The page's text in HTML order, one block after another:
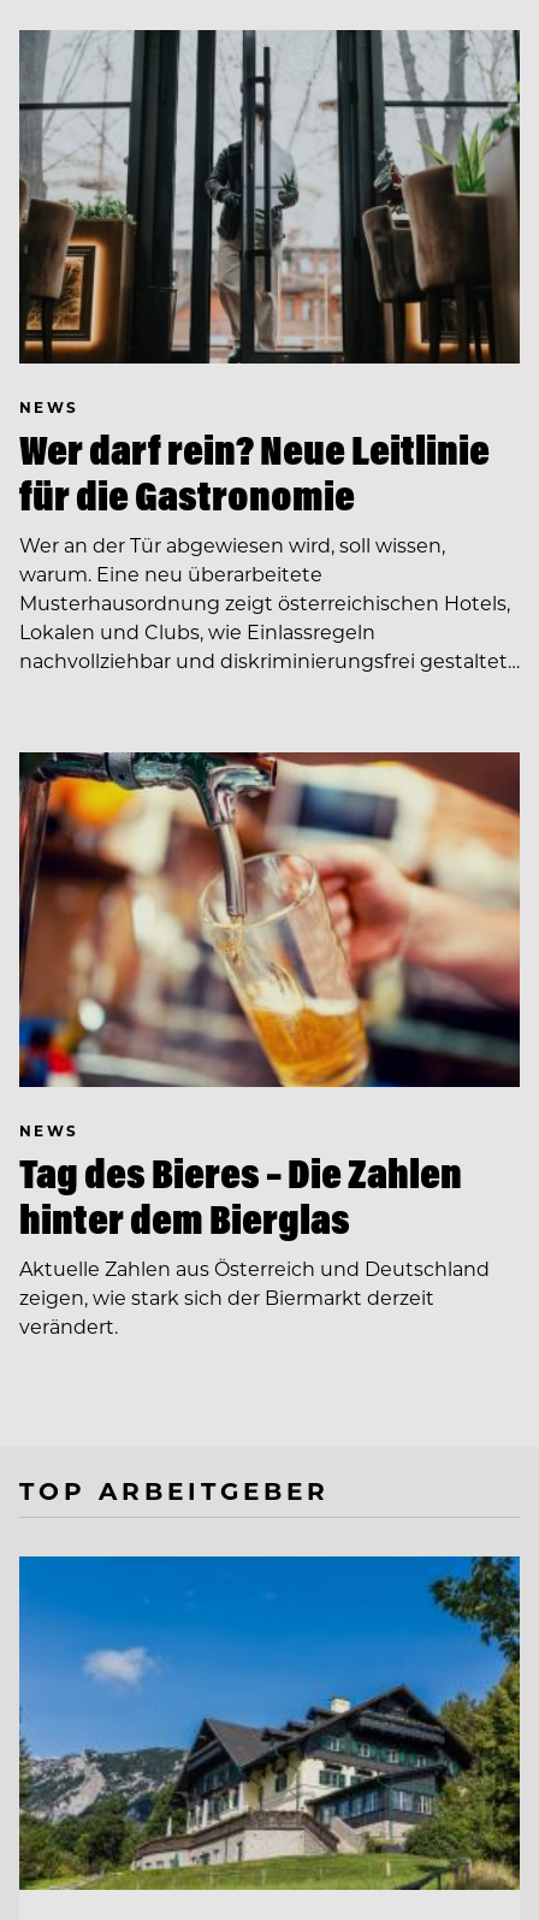
NEWS
Wer darf rein? Neue Leitlinie
für die Gastronomie
Wer an der Tür abgewiesen wird, soll wissen,
warum. Eine neu überarbeitete
Musterhausordnung zeigt österreichischen Hotels,
Lokalen und Clubs, wie Einlassregeln
nachvollziehbar und diskriminierungsfrei gestaltet…
NEWS
Tag des Bieres – Die Zahlen
hinter dem Bierglas
Aktuelle Zahlen aus Österreich und Deutschland
zeigen, wie stark sich der Biermarkt derzeit
verändert.
TOP ARBEITGEBER